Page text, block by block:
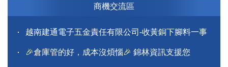
商機交流區
越南建通電子五金責任有限公司-收黃銅下腳料一事
🎉倉庫管的好，成本沒煩惱🎉 錦林資訊支援您